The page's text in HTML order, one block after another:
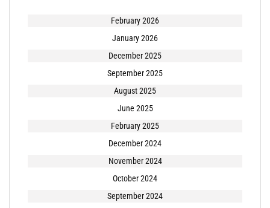
February 2026
January 2026
December 2025
September 2025
August 2025
June 2025
February 2025
December 2024
November 2024
October 2024
September 2024